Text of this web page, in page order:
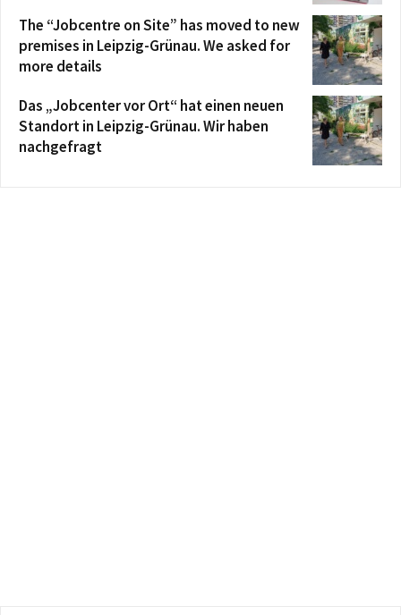
The “Jobcentre on Site” has moved to new
premises in Leipzig-Grünau. We asked for
more details
Das „Jobcenter vor Ort“ hat einen neuen
Standort in Leipzig-Grünau. Wir haben
nachgefragt